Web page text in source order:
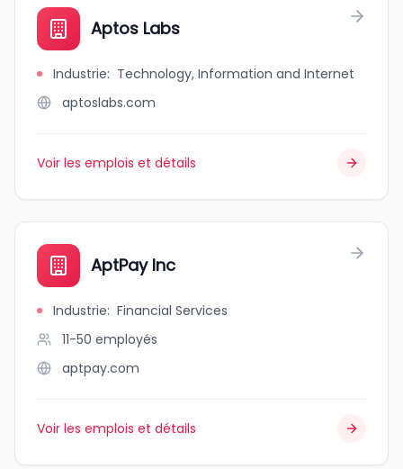
Aptos Labs
Industrie: Technology, Information and Internet
aptoslabs.com
Voir les emplois et détails
AptPay Inc
Industrie: Financial Services
11-50 employés
aptpay.com
Voir les emplois et détails